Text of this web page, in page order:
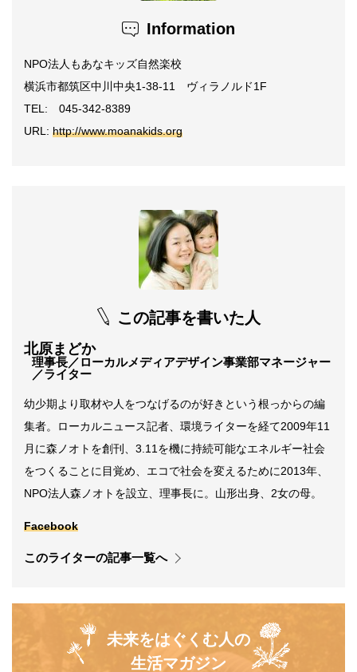
Information
NPO法人もあなキッズ自然楽校
横浜市都筑区中川中央1-38-11 ヴィラノルド1F
TEL: 045-342-8389
URL: http://www.moanakids.org
この記事を書いた人
北原まどか
理事長／ローカルメディアデザイン事業部マネージャー
／ライター
幼少期より取材や人をつなげるのが好きという根っからの編
集者。ローカルニュース記者、環境ライターを経て2009年11
月に森ノオトを創刊、3.11を機に持続可能なエネルギー社会
をつくることに目覚め、エコで社会を変えるために2013年、
NPO法人森ノオトを設立、理事長に。山形出身、2女の母。
Facebook
このライターの記事一覧へ
未来をはぐくむ人の
生活マガジン